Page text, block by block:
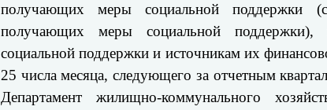
получающих меры социальной поддержки (с
получающих меры социальной поддержки),
социальной поддержки и источникам их
25 числа месяца, следующего за отчетным
Департамент жилищно-коммунального